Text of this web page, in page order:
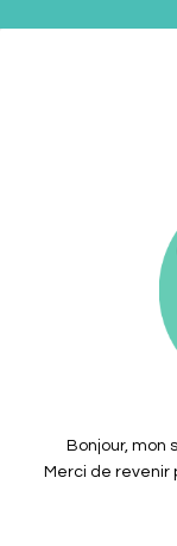
Bonjour, mon
Merci de revenir